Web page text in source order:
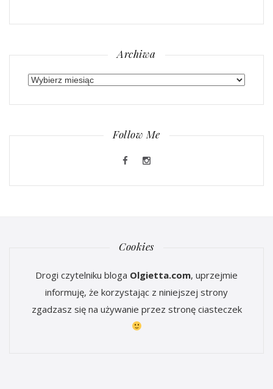
Archiwa
Archiwa
Follow Me
Cookies
Drogi czytelniku bloga Olgietta.com, uprzejmie
informuję, że korzystając z niniejszej strony
zgadzasz się na używanie przez stronę ciasteczek